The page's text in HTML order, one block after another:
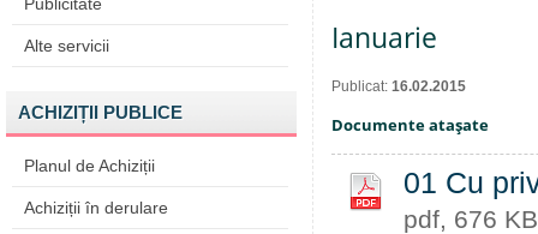
Alte servicii
ACHIZIȚII PUBLICE
Planul de Achiziții
Achiziții în derulare
Ianuarie
Publicat: 16.02.2015
Documente ataşate
01 Cu
pdf, 676 KB